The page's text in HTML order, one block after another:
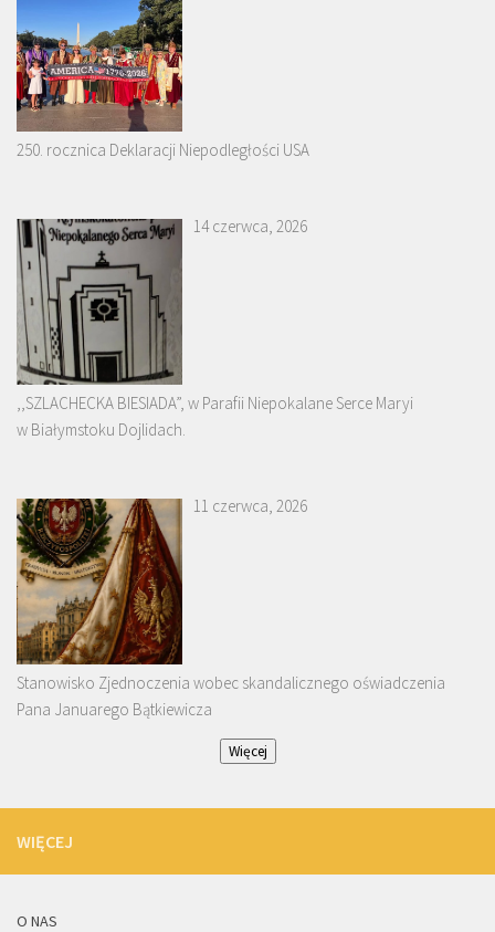
250. rocznica Deklaracji Niepodległości USA
14 czerwca, 2026
,,SZLACHECKA BIESIADA”, w Parafii Niepokalane Serce Maryi
w Białymstoku Dojlidach.
11 czerwca, 2026
Stanowisko Zjednoczenia wobec skandalicznego oświadczenia
Pana Januarego Bątkiewicza
Więcej
WIĘCEJ
O NAS